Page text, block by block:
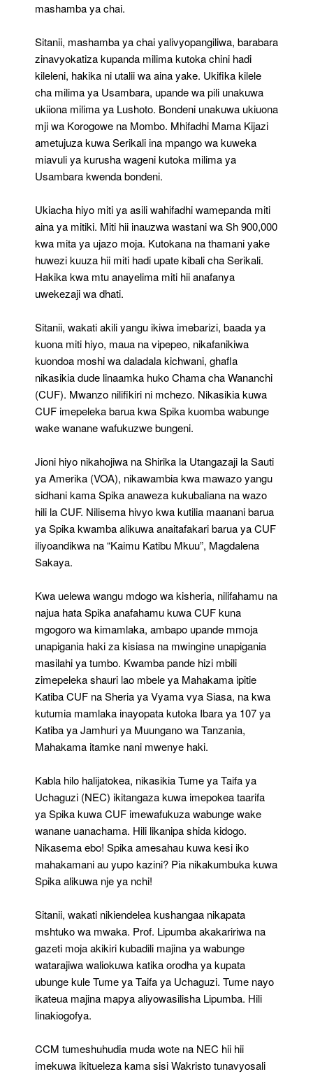
mashamba ya chai.
Sitanii, mashamba ya chai yalivyopangiliwa, barabara
zinavyokatiza kupanda milima kutoka chini hadi
kileleni, hakika ni utalii wa aina yake. Ukifika kilele
cha milima ya Usambara, upande wa pili unakuwa
ukiiona milima ya Lushoto. Bondeni unakuwa ukiuona
mji wa Korogowe na Mombo. Mhifadhi Mama Kijazi
ametujuza kuwa Serikali ina mpango wa kuweka
miavuli ya kurusha wageni kutoka milima ya
Usambara kwenda bondeni.
Ukiacha hiyo miti ya asili wahifadhi wamepanda miti
aina ya mitiki. Miti hii inauzwa wastani wa Sh 900,000
kwa mita ya ujazo moja. Kutokana na thamani yake
huwezi kuuza hii miti hadi upate kibali cha Serikali.
Hakika kwa mtu anayelima miti hii anafanya
uwekezaji wa dhati.
Sitanii, wakati akili yangu ikiwa imebarizi, baada ya
kuona miti hiyo, maua na vipepeo, nikafanikiwa
kuondoa moshi wa daladala kichwani, ghafla
nikasikia dude linaamka huko Chama cha Wananchi
(CUF). Mwanzo nilifikiri ni mchezo. Nikasikia kuwa
CUF imepeleka barua kwa Spika kuomba wabunge
wake wanane wafukuzwe bungeni.
Jioni hiyo nikahojiwa na Shirika la Utangazaji la Sauti
ya Amerika (VOA), nikawambia kwa mawazo yangu
sidhani kama Spika anaweza kukubaliana na wazo
hili la CUF. Nilisema hivyo kwa kutilia maanani barua
ya Spika kwamba alikuwa anaitafakari barua ya CUF
iliyoandikwa na “Kaimu Katibu Mkuu”, Magdalena
Sakaya.
Kwa uelewa wangu mdogo wa kisheria, nilifahamu na
najua hata Spika anafahamu kuwa CUF kuna
mgogoro wa kimamlaka, ambapo upande mmoja
unapigania haki za kisiasa na mwingine unapigania
masilahi ya tumbo. Kwamba pande hizi mbili
zimepeleka shauri lao mbele ya Mahakama ipitie
Katiba CUF na Sheria ya Vyama vya Siasa, na kwa
kutumia mamlaka inayopata kutoka Ibara ya 107 ya
Katiba ya Jamhuri ya Muungano wa Tanzania,
Mahakama itamke nani mwenye haki.
Kabla hilo halijatokea, nikasikia Tume ya Taifa ya
Uchaguzi (NEC) ikitangaza kuwa imepokea taarifa
ya Spika kuwa CUF imewafukuza wabunge wake
wanane uanachama. Hili likanipa shida kidogo.
Nikasema ebo! Spika amesahau kuwa kesi iko
mahakamani au yupo kazini? Pia nikakumbuka kuwa
Spika alikuwa nje ya nchi!
Sitanii, wakati nikiendelea kushangaa nikapata
mshtuko wa mwaka. Prof. Lipumba akakaririwa na
gazeti moja akikiri kubadili majina ya wabunge
watarajiwa waliokuwa katika orodha ya kupata
ubunge kule Tume ya Taifa ya Uchaguzi. Tume nayo
ikateua majina mapya aliyowasilisha Lipumba. Hili
linakiogofya.
CCM tumeshuhudia muda wote na NEC hii hii
imekuwa ikitueleza kama sisi Wakristo tunavyosali